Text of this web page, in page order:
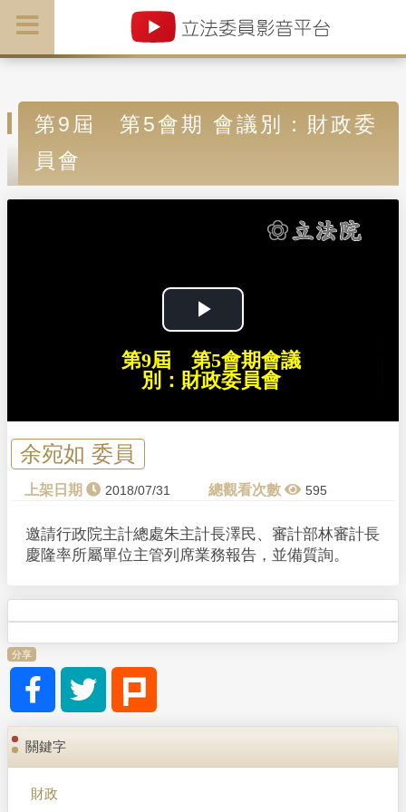
第9屆 第5會期 會議別：財政委
員會
P
l
V
i
e
第9屆 第5會期會議
別：財政委員會
余宛如 委員
2018/07/31 595
邀請行政院主計總處朱主計長澤民、審計部林審計長
慶隆率所屬單位主管列席業務報告，並備質詢。
分享
關鍵字
財政